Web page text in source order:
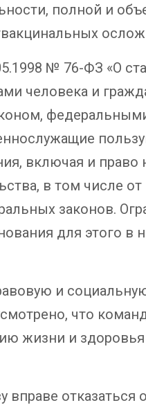
полной и
№ 76-ФЗ «О
человека и
включая и
в том числе
законов.
для этого в
и
что
жизни и
отказаться